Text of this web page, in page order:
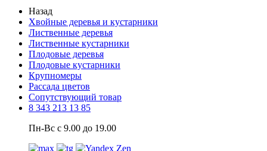
Назад
Хвойные деревья и кустарники
Лиственные деревья
Лиственные кустарники
Плодовые деревья
Плодовые кустарники
Крупномеры
Рассада цветов
Сопутствующий товар
8 343 213 13 85
Пн-Вс с 9.00 до 19.00